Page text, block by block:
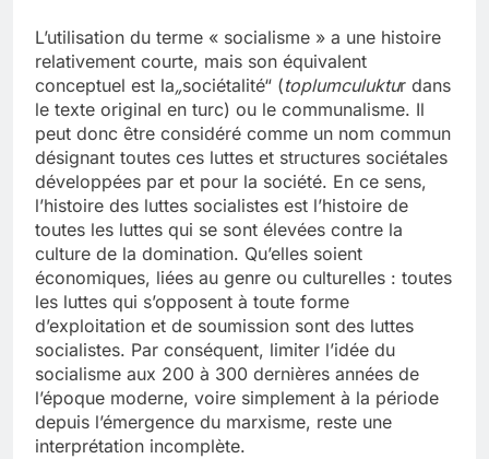
L’utilisation du terme « socialisme » a une histoire
relativement courte, mais son équivalent
conceptuel est la„sociétalité“ (toplumculuktur dans
le texte original en turc) ou le communalisme. Il
peut donc être considéré comme un nom commun
désignant toutes ces luttes et structures sociétales
développées par et pour la société. En ce sens,
l’histoire des luttes socialistes est l’histoire de
toutes les luttes qui se sont élevées contre la
culture de la domination. Qu’elles soient
économiques, liées au genre ou culturelles : toutes
les luttes qui s’opposent à toute forme
d’exploitation et de soumission sont des luttes
socialistes. Par conséquent, limiter l’idée du
socialisme aux 200 à 300 dernières années de
l’époque moderne, voire simplement à la période
depuis l’émergence du marxisme, reste une
interprétation incomplète.